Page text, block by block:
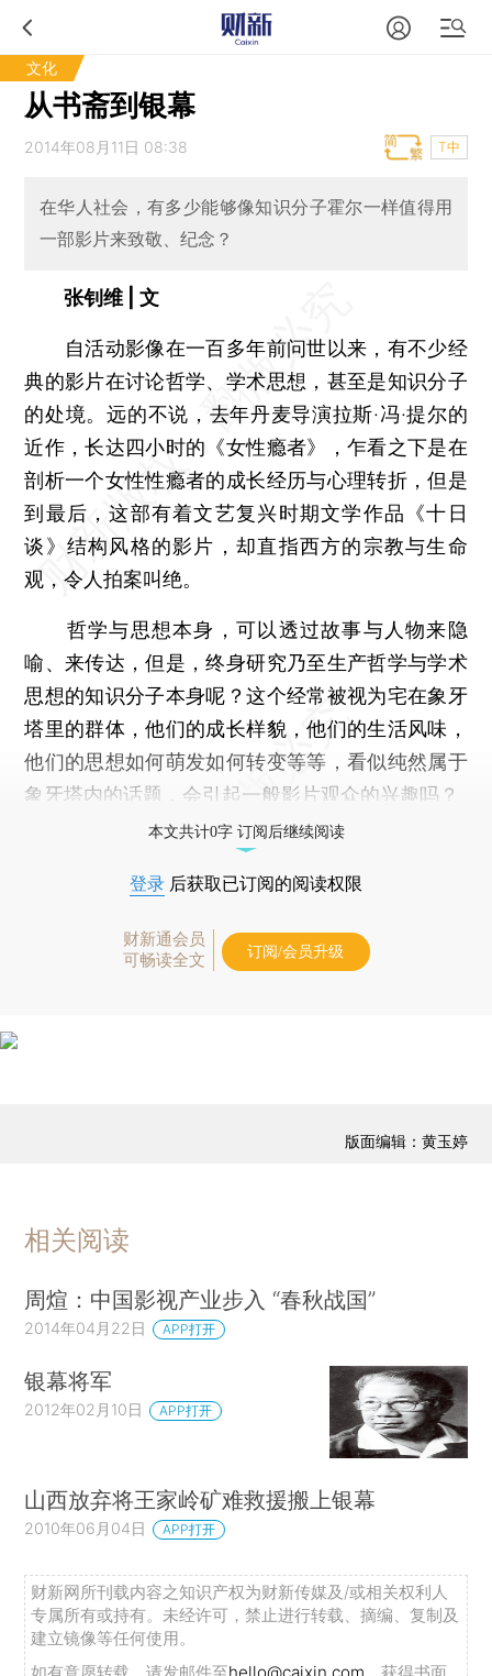
文化
从书斋到银幕
2014年08月11日 08:38 T中
在华人社会，有多少能够像知识分子霍尔一样值得用
一部影片来致敬、纪念？
张钊维 | 文
自活动影像在一百多年前问世以来，有不少经
典的影片在讨论哲学、学术思想，甚至是知识分子
的处境。远的不说，去年丹麦导演拉斯·冯·提尔的
近作，长达四小时的《女性瘾者》，乍看之下是在
剖析一个女性性瘾者的成长经历与心理转折，但是
到最后，这部有着文艺复兴时期文学作品《十日
谈》结构风格的影片，却直指西方的宗教与生命
观，令人拍案叫绝。
哲学与思想本身，可以透过故事与人物来隐
喻、来传达，但是，终身研究乃至生产哲学与学术
思想的知识分子本身呢？这个经常被视为宅在象牙
塔里的群体，他们的成长样貌，他们的生活风味，
他们的思想如何萌发如何转变等等，看似纯然属于
象牙塔内的话题，会引起一般影片观众的兴趣吗？
本文共计0字 订阅后继续阅读
登录 后获取已订阅的阅读权限
财新通会员
可畅读全文
订阅/会员升级
版面编辑：黄玉婷
相关阅读
周煊：中国影视产业步入 “春秋战国”
2014年04月22日 APP打开
银幕将军
2012年02月10日 APP打开
山西放弃将王家岭矿难救援搬上银幕
2010年06月04日 APP打开
财新网所刊载内容之知识产权为财新传媒及/或相关权利人
专属所有或持有。未经许可，禁止进行转载、摘编、复制及
建立镜像等任何使用。